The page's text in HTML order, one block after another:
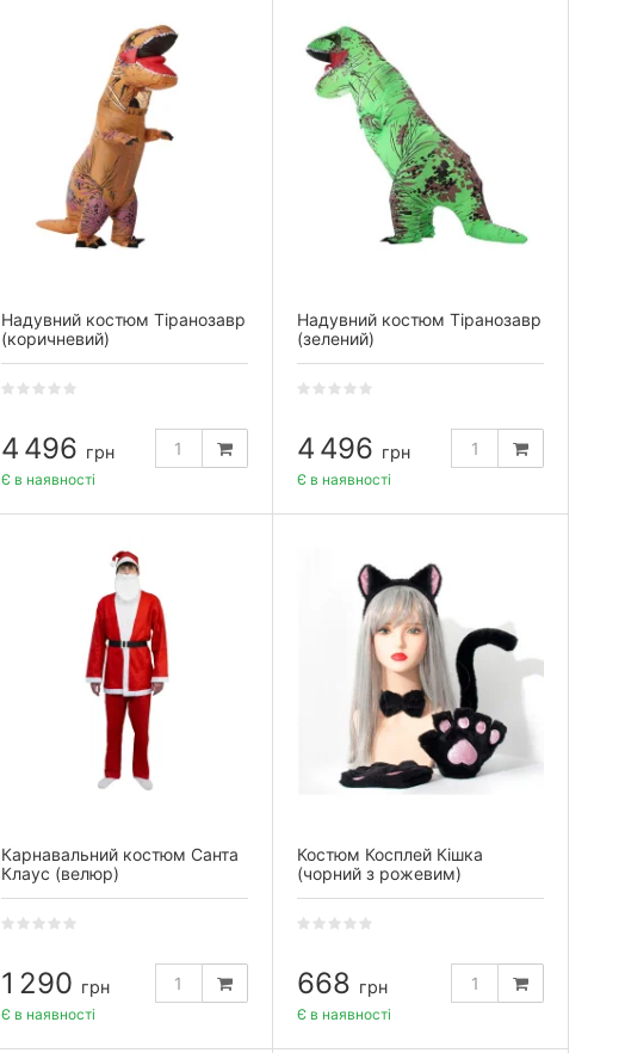
Надувний костюм Тіранозавр
(коричневий)
4 496 грн
Є в наявності
Надувний костюм Тіранозавр
(зелений)
4 496 грн
Є в наявності
Карнавальний костюм Санта
Клаус (велюр)
1 290 грн
Є в наявності
Костюм Косплей Кішка
(чорний з рожевим)
668 грн
Є в наявності